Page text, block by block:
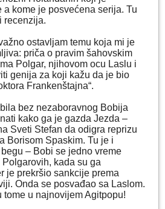
a kome je posvećena serija. Tu
recenzija.
ostavljam temu koja mi je
priča o pravim šahovskim
Polgar, njihovom ocu Laslu i
genija za koji kažu da je bio
Frankenštajna“.
bez nezaboravnog Bobija
kako ga je gazda Jezda –
Sveti Stefan da odigra reprizu
Borisom Spaskim. Tu je i
– Bobi se jedno vreme
kada su ga
je prekršio sankcije prema
Onda se posvađao sa Laslom.
tome u najnovijem Agitpopu!